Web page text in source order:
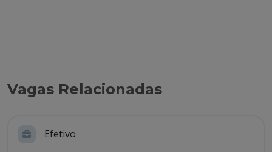
Vagas Relacionadas
Efetivo